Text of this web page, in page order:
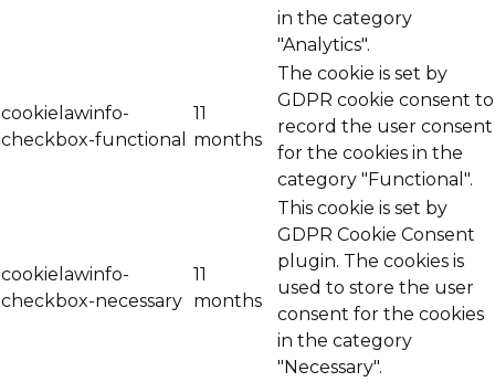
in the category
"Analytics".
cookielawinfo-
checkbox-functional
11
months
The cookie is set by
GDPR cookie consent to
record the user consent
for the cookies in the
category "Functional".
cookielawinfo-
checkbox-necessary
11
months
This cookie is set by
GDPR Cookie Consent
plugin. The cookies is
used to store the user
consent for the cookies
in the category
"Necessary".